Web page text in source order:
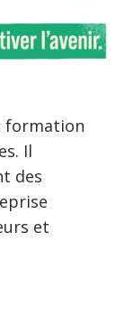
formation
Il
des
et